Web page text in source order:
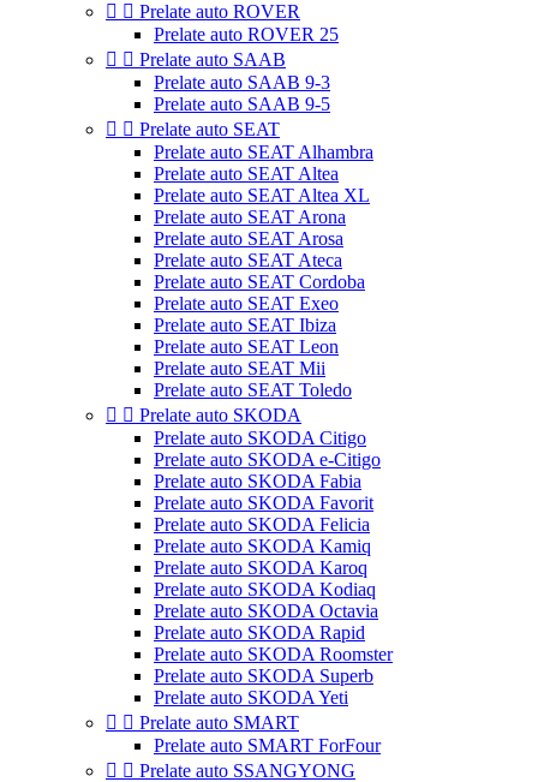
  Prelate auto ROVER
Prelate auto ROVER 25
  Prelate auto SAAB
Prelate auto SAAB 9-3
Prelate auto SAAB 9-5
  Prelate auto SEAT
Prelate auto SEAT Alhambra
Prelate auto SEAT Altea
Prelate auto SEAT Altea XL
Prelate auto SEAT Arona
Prelate auto SEAT Arosa
Prelate auto SEAT Ateca
Prelate auto SEAT Cordoba
Prelate auto SEAT Exeo
Prelate auto SEAT Ibiza
Prelate auto SEAT Leon
Prelate auto SEAT Mii
Prelate auto SEAT Toledo
  Prelate auto SKODA
Prelate auto SKODA Citigo
Prelate auto SKODA e-Citigo
Prelate auto SKODA Fabia
Prelate auto SKODA Favorit
Prelate auto SKODA Felicia
Prelate auto SKODA Kamiq
Prelate auto SKODA Karoq
Prelate auto SKODA Kodiaq
Prelate auto SKODA Octavia
Prelate auto SKODA Rapid
Prelate auto SKODA Roomster
Prelate auto SKODA Superb
Prelate auto SKODA Yeti
  Prelate auto SMART
Prelate auto SMART ForFour
  Prelate auto SSANGYONG